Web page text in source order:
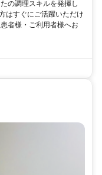
の調理スキルを発揮し
はすぐにご活躍いただけ
者様・ご利用者様へお